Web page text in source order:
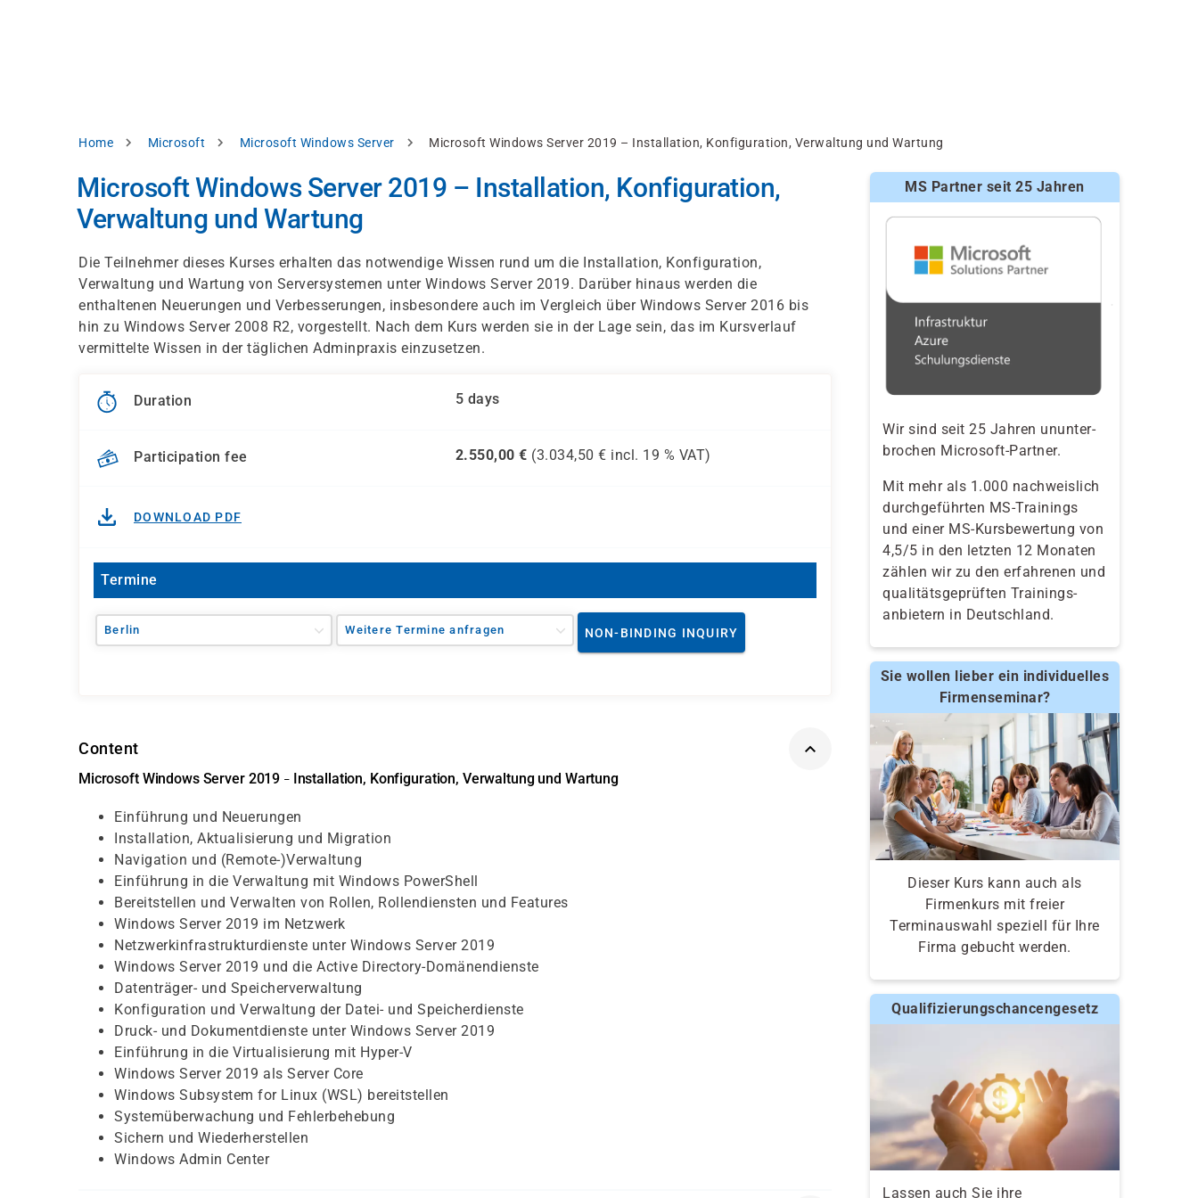
Breadcrumb
Home Microsoft Microsoft Windows Server Microsoft Windows Server 2019 – Installation, Konfiguration, Verwaltung und Wartung
Microsoft Windows Server 2019 – Installation, Konfiguration,
Verwaltung und Wartung
Die Teilnehmer dieses Kurses erhalten das notwendige Wissen rund um die Installation, Konfiguration,
Verwaltung und Wartung von Serversystemen unter Windows Server 2019. Darüber hinaus werden die
enthaltenen Neuerungen und Verbesserungen, insbesondere auch im Vergleich über Windows Server 2016 bis
hin zu Windows Server 2008 R2, vorgestellt. Nach dem Kurs werden sie in der Lage sein, das im Kursverlauf
vermittelte Wissen in der täglichen Adminpraxis einzusetzen.
Duration 5 days
Participation fee 2.550,00 € (3.034,50 € incl. 19 % VAT)
DOWNLOAD PDF
Termine
Berlin Weitere Termine anfragen NON-BINDING INQUIRY
Content
Microsoft Windows Server 2019 –Installation, Konfiguration, Verwaltung und Wartung
Einführung und Neuerungen
Installation, Aktualisierung und Migration
Navigation und (Remote-)Verwaltung
Einführung in die Verwaltung mit Windows PowerShell
Bereitstellen und Verwalten von Rollen, Rollendiensten und Features
Windows Server 2019 im Netzwerk
Netzwerkinfrastrukturdienste unter Windows Server 2019
Windows Server 2019 und die Active Directory-Domänendienste
Datenträger- und Speicherverwaltung
Konfiguration und Verwaltung der Datei- und Speicherdienste
Druck- und Dokumentdienste unter Windows Server 2019
Einführung in die Virtualisierung mit Hyper-V
Windows Server 2019 als Server Core
Windows Subsystem for Linux (WSL) bereitstellen
Systemüberwachung und Fehlerbehebung
Sichern und Wiederherstellen
Windows Admin Center
MS Partner seit 25 Jahren
Wir sind seit 25 Jahren ununter-
brochen Microsoft-Partner.
Mit mehr als 1.000 nachweislich
durchgeführten MS-Trainings
und einer MS-Kursbewertung von
4,5/5 in den letzten 12 Monaten
zählen wir zu den erfahrenen und
qualitäts­geprüften Trainings­
anbietern in Deutschland.
Sie wollen lieber ein individuelles
Firmenseminar?
Dieser Kurs kann auch als
Firmenkurs mit freier
Terminauswahl speziell für Ihre
Firma gebucht werden.
Qualifizierungschancengesetz
Lassen auch Sie ihre